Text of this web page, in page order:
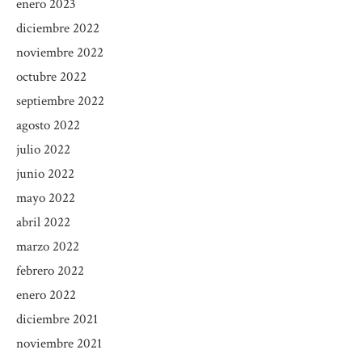
enero 2023
diciembre 2022
noviembre 2022
octubre 2022
septiembre 2022
agosto 2022
julio 2022
junio 2022
mayo 2022
abril 2022
marzo 2022
febrero 2022
enero 2022
diciembre 2021
noviembre 2021